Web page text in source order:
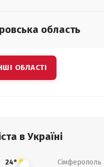
область
ОБЛАСТІ
в Україні
24° Сімферополь